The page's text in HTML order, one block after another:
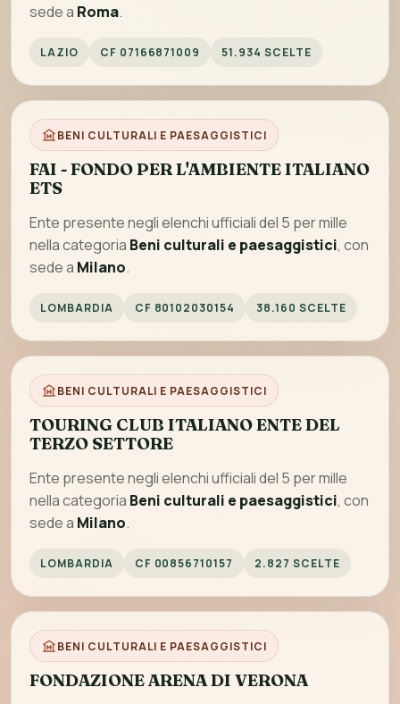
sede a Roma.
LAZIO CF 07166871009 51.934 SCELTE
BENI CULTURALI E PAESAGGISTICI
FAI - FONDO PER L'AMBIENTE ITALIANO
ETS
Ente presente negli elenchi ufficiali del 5 per mille
nella categoria Beni culturali e paesaggistici, con
sede a Milano.
LOMBARDIA CF 80102030154 38.160 SCELTE
BENI CULTURALI E PAESAGGISTICI
TOURING CLUB ITALIANO ENTE DEL
TERZO SETTORE
Ente presente negli elenchi ufficiali del 5 per mille
nella categoria Beni culturali e paesaggistici, con
sede a Milano.
LOMBARDIA CF 00856710157 2.827 SCELTE
BENI CULTURALI E PAESAGGISTICI
FONDAZIONE ARENA DI VERONA